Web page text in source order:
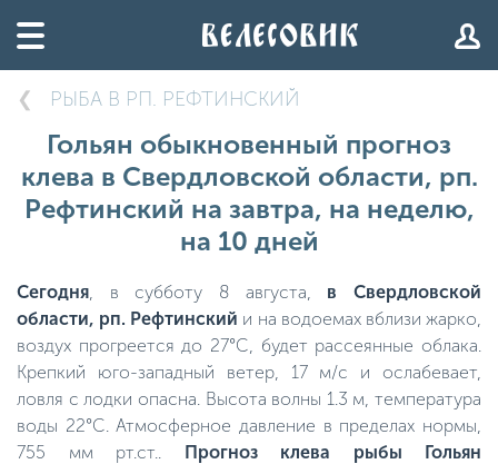
РЫБА В РП. РЕФТИНСКИЙ
Гольян обыкновенный прогноз
клева в Свердловской области, рп.
Рефтинский на завтра, на неделю,
на 10 дней
Сегодня, в субботу 8 августа, в Свердловской
области, рп. Рефтинский и на водоемах вблизи жарко,
воздух прогреется до 27°C, будет рассеянные облака.
Крепкий юго-западный ветер, 17 м/с и ослабевает,
ловля с лодки опасна. Высота волны 1.3 м, температура
воды 22°C. Атмосферное давление в пределах нормы,
755 мм рт.ст.. Прогноз клева рыбы Гольян